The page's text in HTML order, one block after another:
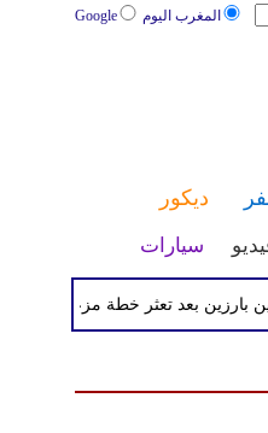
المغرب اليوم Google
ديكور
سيارات
بعد تعثر خطة مزعومة لتغيير النظام